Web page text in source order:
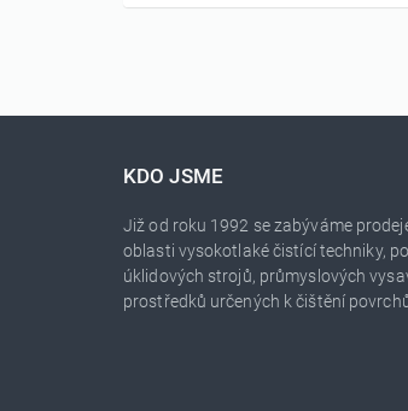
KDO JSME
Již od roku 1992 se zabýváme
oblasti vysokotlaké čistící techniky,
úklidových strojů, průmyslových
prostředků určených k čištění